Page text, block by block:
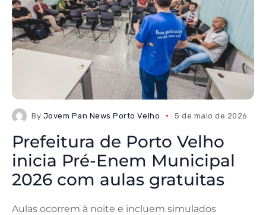
By Jovem Pan News Porto Velho 5 de maio de 2026
Prefeitura de Porto Velho
inicia Pré-Enem Municipal
2026 com aulas gratuitas
Aulas ocorrem à noite e incluem simulados